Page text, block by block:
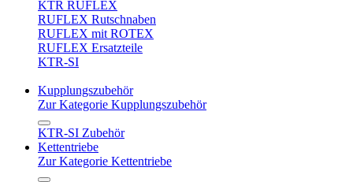
KTR RUFLEX
RUFLEX Rutschnaben
RUFLEX mit ROTEX
RUFLEX Ersatzteile
KTR-SI
Kupplungszubehör
Zur Kategorie Kupplungszubehör
KTR-SI Zubehör
Kettentriebe
Zur Kategorie Kettentriebe